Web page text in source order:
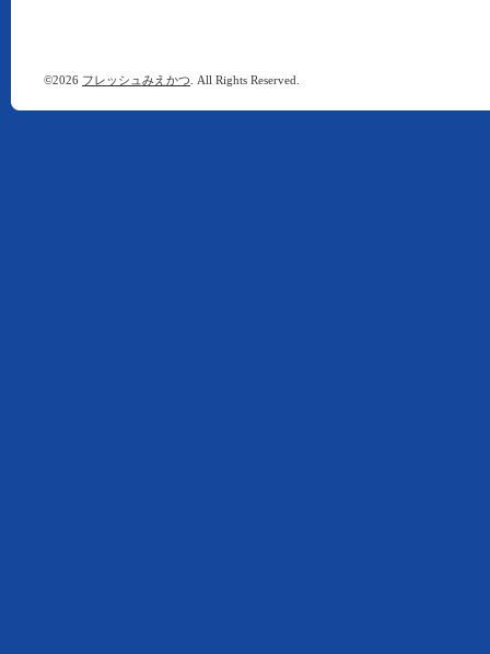
©2026 フレッシュみえかつ . All Rights Reserved.